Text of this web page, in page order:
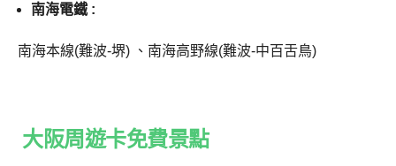
南海電鐵 :
南海本線(難波-堺) 、南海高野線(難波-中百舌鳥)
大阪周遊卡免費景點